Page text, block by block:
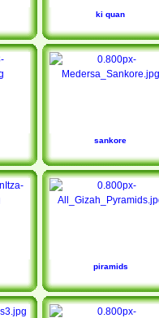
ki quan
sankore
piramids